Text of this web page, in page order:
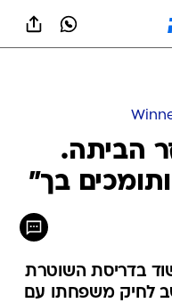
הביתה.
בך"
בדריסת השוטרת
שב לחיק משפחתו עם